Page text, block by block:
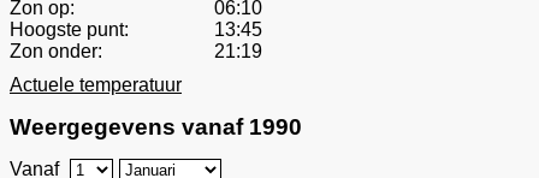
Zon op:
06:10
Hoogste punt:
13:45
Zon onder:
21:19
Actuele temperatuur
Weergegevens vanaf 1990
Vanaf